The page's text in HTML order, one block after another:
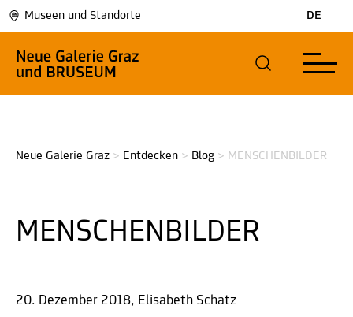
Museen und Standorte DE
Neue Galerie Graz > Entdecken > Blog > MENSCHENBILDER
MENSCHENBILDER
20. Dezember 2018, Elisabeth Schatz